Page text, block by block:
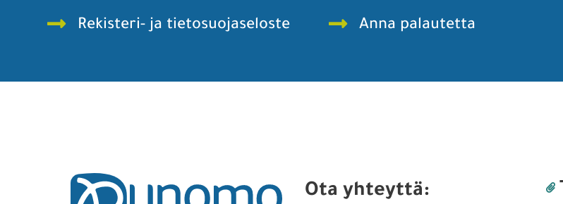
Rekisteri- ja tietosuojaseloste Anna palautetta
Ota yhteyttä: